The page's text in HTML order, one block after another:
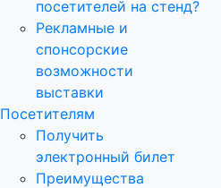
посетителей на стенд?
Рекламные и
спонсорские
возможности
выставки
Посетителям
Получить
электронный билет
Преимущества